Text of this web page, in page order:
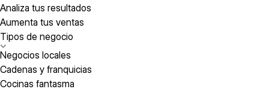
Analiza tus resultados
Aumenta tus ventas
Tipos de negocio
Negocios locales
Cadenas y franquicias
Cocinas fantasma